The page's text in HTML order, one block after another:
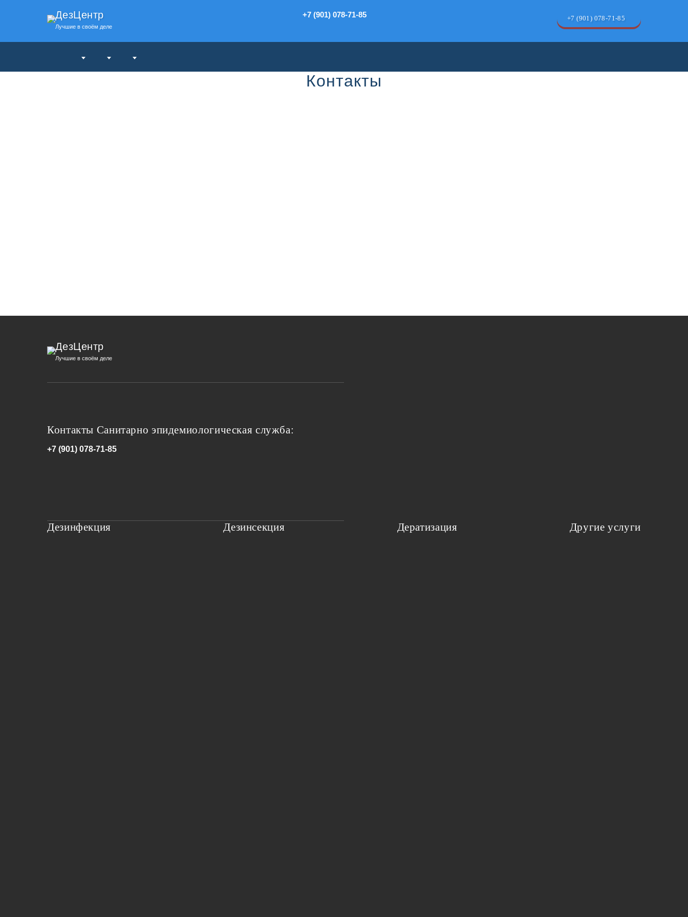
ДезЦентр
Лучшие в своём деле
+7 (901) 078-71-85 +7 (901) 078-71-85
Контакты
ДезЦентр
Лучшие в своём деле
Контакты Санитарно эпидемиологическая служба:
+7 (901) 078-71-85
Дезинфекция Дезинсекция Дератизация Другие услуги